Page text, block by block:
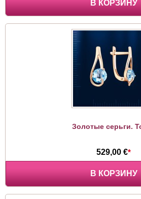
В КОРЗИНУ
Золотые серьги.
529,00 €*
В КОРЗИНУ